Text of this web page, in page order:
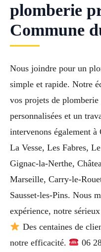
plomberie
Commune
Nous joindre pour un
simple et rapide. Notre
vos projets de plomberie
personnalisées et un
intervenons également
La Vesse, Les Fabres,
Gignac-la-Nerthe,
Marseille, Carry-le-
Sausset-les-Pins. Nous
expérience, notre
Des centaines de
notre efficacité.
06